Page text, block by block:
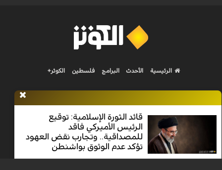
قائد الثورة الإسلامية: توقيع
الرئيس الأميركي فاقد
للمصداقية.. وتجارب نقض العهود
تؤكد عدم الوثوق بواشنطن
الرئيسية الأحدث البرامج فلسطين الكوثر+
Nilesat 11900 V | Badr 8 11747 V | Badr5 12284 V